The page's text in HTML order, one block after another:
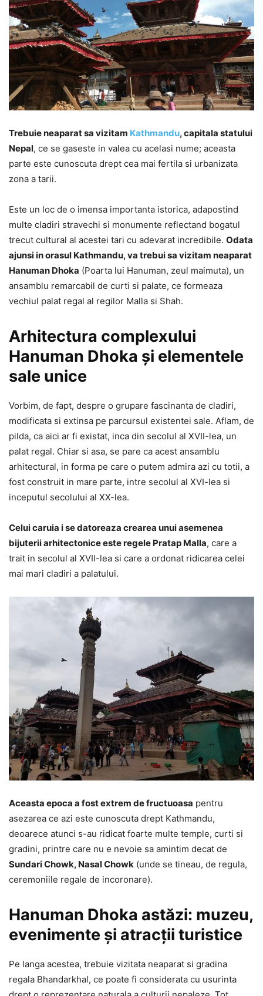
Trebuie neaparat sa vizitam Kathmandu, capitala statului
Nepal, ce se gaseste in valea cu acelasi nume; aceasta
parte este cunoscuta drept cea mai fertila si urbanizata
zona a tarii.
Este un loc de o imensa importanta istorica, adapostind
multe cladiri stravechi si monumente reflectand bogatul
trecut cultural al acestei tari cu adevarat incredibile. Odata
ajunsi in orasul Kathmandu, va trebui sa vizitam neaparat
Hanuman Dhoka (Poarta lui Hanuman, zeul maimuta), un
ansamblu remarcabil de curti si palate, ce formeaza
vechiul palat regal al regilor Malla si Shah.
Arhitectura complexului
Hanuman Dhoka și elementele
sale unice
Vorbim, de fapt, despre o grupare fascinanta de cladiri,
modificata si extinsa pe parcursul existentei sale. Aflam, de
pilda, ca aici ar fi existat, inca din secolul al XVII-lea, un
palat regal. Chiar si asa, se pare ca acest ansamblu
arhitectural, in forma pe care o putem admira azi cu totii, a
fost construit in mare parte, intre secolul al XVI-lea si
inceputul secolului al XX-lea.
Celui caruia i se datoreaza crearea unui asemenea
bijuterii arhitectonice este regele Pratap Malla, care a
trait in secolul al XVII-lea si care a ordonat ridicarea celei
mai mari cladiri a palatului.
Aceasta epoca a fost extrem de fructuoasa pentru
asezarea ce azi este cunoscuta drept Kathmandu,
deoarece atunci s-au ridicat foarte multe temple, curti si
gradini, printre care nu e nevoie sa amintim decat de
Sundari Chowk, Nasal Chowk (unde se tineau, de regula,
ceremoniile regale de incoronare).
Hanuman Dhoka astăzi: muzeu,
evenimente și atracții turistice
Pe langa acestea, trebuie vizitata neaparat si gradina
regala Bhandarkhal, ce poate fi considerata cu usurinta